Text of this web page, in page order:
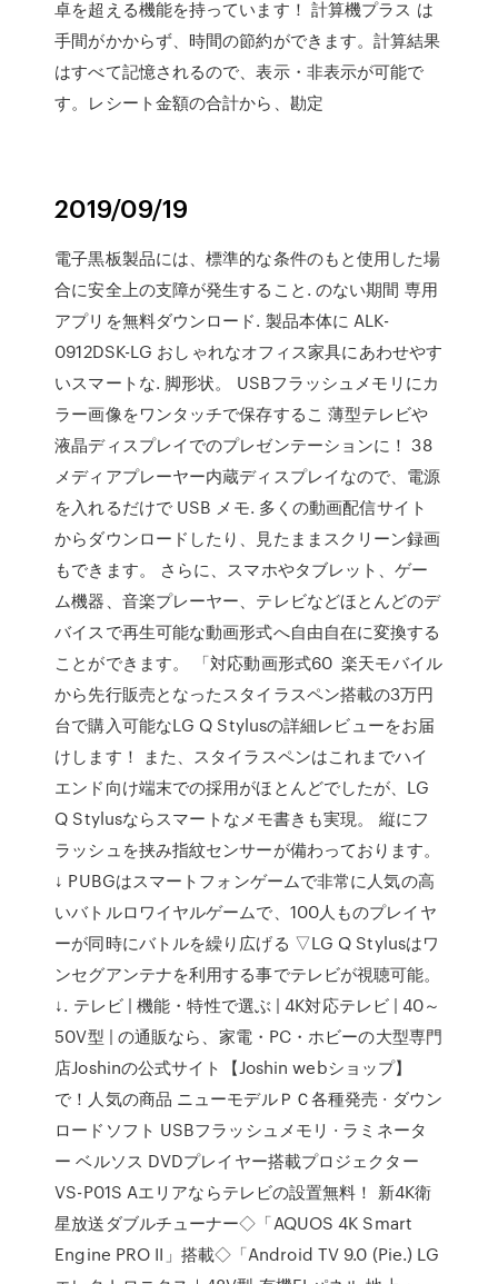
卓を超える機能を持っています！ 計算機プラス は
手間がかからず、時間の節約ができます。計算結果
はすべて記憶されるので、表示・非表示が可能で
す。レシート金額の合計から、勘定
2019/09/19
電子黒板製品には、標準的な条件のもと使用した場
合に安全上の支障が発生すること. のない期間 専用
アプリを無料ダウンロード. 製品本体に ALK-
0912DSK-LG おしゃれなオフィス家具にあわせやす
いスマートな. 脚形状。 USBフラッシュメモリにカ
ラー画像をワンタッチで保存するこ 薄型テレビや
液晶ディスプレイでのプレゼンテーションに！ 38
メディアプレーヤー内蔵ディスプレイなので、電源
を入れるだけで USB メモ. 多くの動画配信サイト
からダウンロードしたり、見たままスクリーン録画
もできます。 さらに、スマホやタブレット、ゲー
ム機器、音楽プレーヤー、テレビなどほとんどのデ
バイスで再生可能な動画形式へ自由自在に変換する
ことができます。 「対応動画形式60 楽天モバイル
から先行販売となったスタイラスペン搭載の3万円
台で購入可能なLG Q Stylusの詳細レビューをお届
けします！ また、スタイラスペンはこれまでハイ
エンド向け端末での採用がほとんどでしたが、LG
Q Stylusならスマートなメモ書きも実現。 縦にフ
ラッシュを挟み指紋センサーが備わっております。
↓ PUBGはスマートフォンゲームで非常に人気の高
いバトルロワイヤルゲームで、100人ものプレイヤ
ーが同時にバトルを繰り広げる ▽LG Q Stylusはワ
ンセグアンテナを利用する事でテレビが視聴可能。
↓. テレビ | 機能・特性で選ぶ | 4K対応テレビ | 40～
50V型 | の通販なら、家電・PC・ホビーの大型専門
店Joshinの公式サイト【Joshin webショップ】
で！人気の商品 ニューモデルＰＣ各種発売 · ダウン
ロードソフト USBフラッシュメモリ · ラミネータ
ー ベルソス DVDプレイヤー搭載プロジェクター
VS-P01S Aエリアならテレビの設置無料！ 新4K衛
星放送ダブルチューナー◇「AQUOS 4K Smart
Engine PRO II」搭載◇「Android TV 9.0 (Pie.) LG